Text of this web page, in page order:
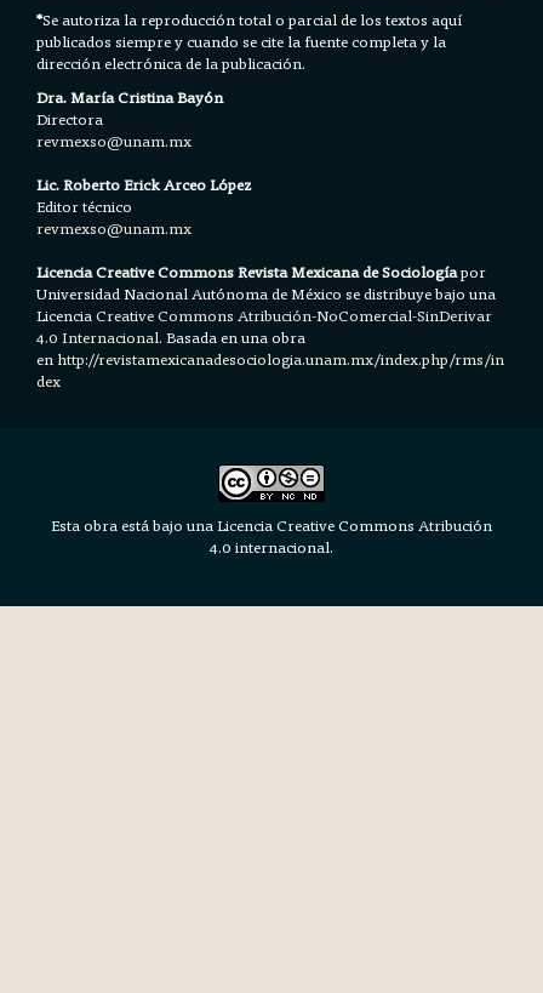
*Se autoriza la reproducción total o parcial de los textos aquí
publicados siempre y cuando se cite la fuente completa y la
dirección electrónica de la publicación.
Dra. María Cristina Bayón
Directora
revmexso@unam.mx
Lic. Roberto Erick Arceo López
Editor técnico
revmexso@unam.mx
Licencia Creative Commons Revista Mexicana de Sociologíapor
Universidad Nacional Autónoma de México se distribuye bajo una
LicenciaCreative Commons Atribución-NoComercial-SinDerivar
4.0 Internacional.Basada en una obra
en http://revistamexicanadesociologia.unam.mx/index.php/rms/in
dex
Esta obra está bajo una Licencia Creative Commons Atribución
4.0 internacional.